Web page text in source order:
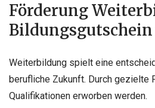
Förderung
Weiterbildung spielt eine
berufliche Zukunft. Durch gezielte
Qualifikationen erworben werden.